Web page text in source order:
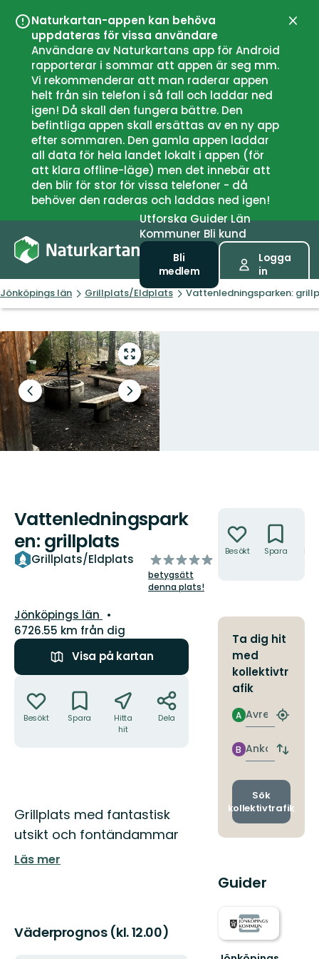
Naturkartan-appen kan behöva
uppdateras för vissa användare
Användare av Naturkartans app för Android
rapporterar i sommar att appen är seg mm.
Vi rekommenderar att man raderar appen
helt från sin telefon i så fall och laddar ned
igen! Då skall den fungera bättre. Den
befintliga appen skall ersättas av en ny app
efter sommaren. Den gamla appen laddar
all data för hela landet lokalt i appen (för
att klara offline-läge) men det innebär att
den blir för stor för vissa telefoner - då
behöver den raderas och laddas ned igen!
UtforskaGuiderLän
Kommuner Bli kund
Bli
medlem
Logga
in
Jönköpings län Grillplats/Eldplats Vattenledningsparken:
Gå
till
helskärmsläge
Föregående
bild
Nästa
bildspel
Vattenledningspark
en: grillplats
Grillplats/Eldplats
av
5
stjärnor
betygsätt
denna plats!
Län:
Jönköpings län
6726.55 km från dig
Visa på kartan
Besökt Spara
Hitta
hit
Dela
Beskrivning
Grillplats med fantastisk
utsikt och fontändammar
Läs mer
Väderprognos (kl. 12.00)
Besökt Spara
Ta dig hit
med
kollektivtr
afik
Avresa
A
Hitta
Ankomst
B
Byt
och
Sök
kollektivtrafik
Guider